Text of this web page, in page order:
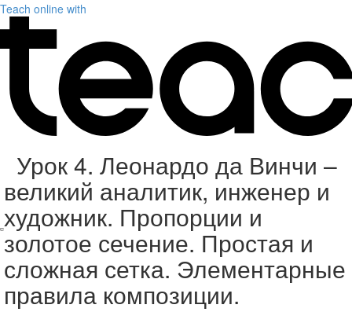
Teach online with
Урок 4. Леонардо да Винчи –
великий аналитик, инженер и
художник. Пропорции и
золотое сечение. Простая и
сложная сетка. Элементарные
правила композиции.